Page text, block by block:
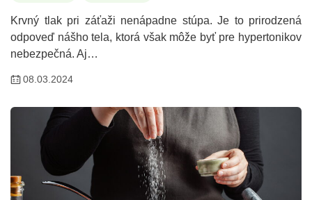
Krvný tlak pri záťaži nenápadne stúpa. Je to prirodzená
odpoveď nášho tela, ktorá však môže byť pre hypertonikov
nebezpečná. Aj…
08.03.2024